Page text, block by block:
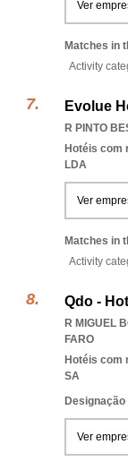
Ver
Matches in
Activity
Evolue
R PINTO
Hotéis com
LDA
Ver
Matches in
Activity
Qdo -
R MIGUEL
FARO
Hotéis com
SA
Ver